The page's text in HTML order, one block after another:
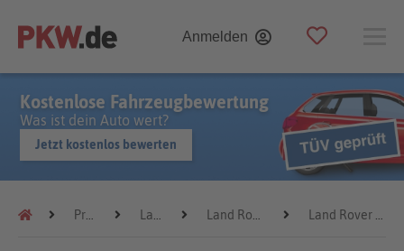
Anmelden
Kostenlose Fahrzeugbewertung
Was ist dein Auto wert?
Jetzt kostenlos bewerten
Preistrends Land Rover Land Rover Defender Land Rover Defender 2008